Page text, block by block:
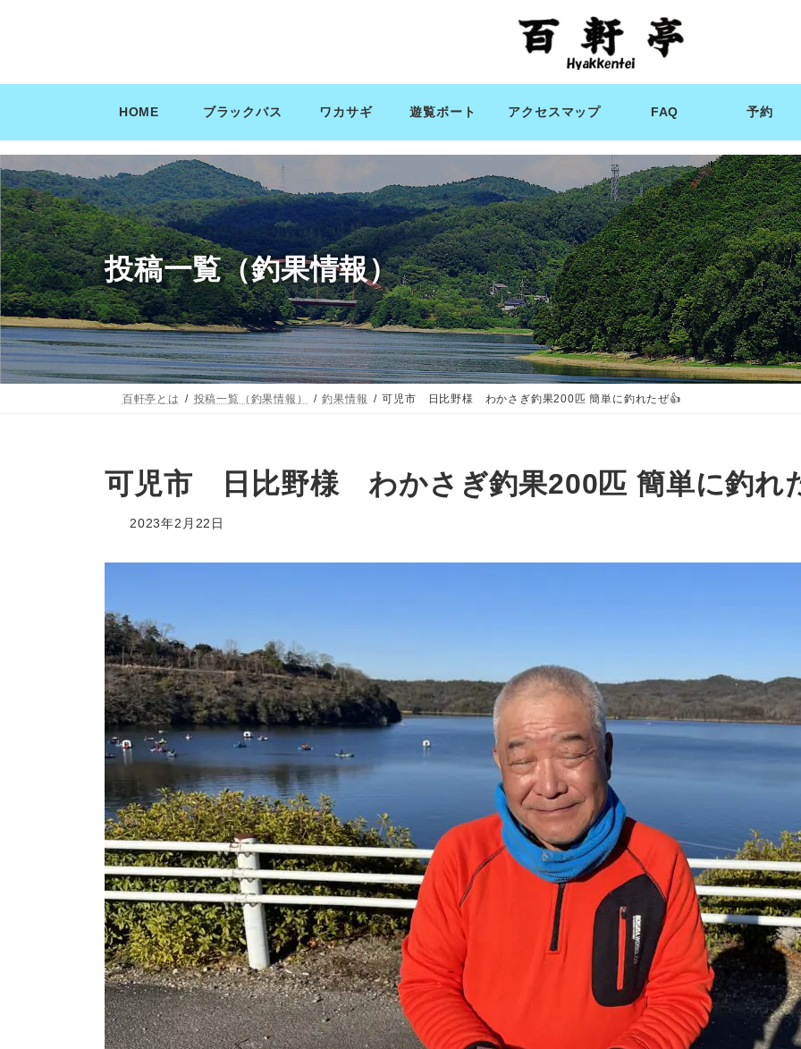
ン
ス
キ
ッ
プ
ー
ン
に
移
動
HOME ブラックバス ワカサギ 遊覧ボート アクセスマップ FAQ 予約
投稿一覧（釣果情報）
百軒亭とは 投稿一覧（釣果情報） 釣果情報 可児市 日比野様 わかさぎ釣果200匹 簡単に釣れたぜ👍
可児市 日比野様 わかさぎ釣果200匹 簡単に釣れ
2023年2月22日